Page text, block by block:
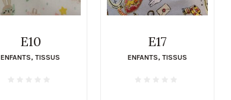
E10
ENFANTS,TISSUS
E17
ENFANTS, TISSUS